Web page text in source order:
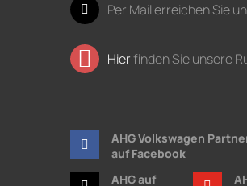
Per Mail erreichen Sie
Hierfinden Sie unsere
AHG Volkswagen
auf Facebook
AHG auf